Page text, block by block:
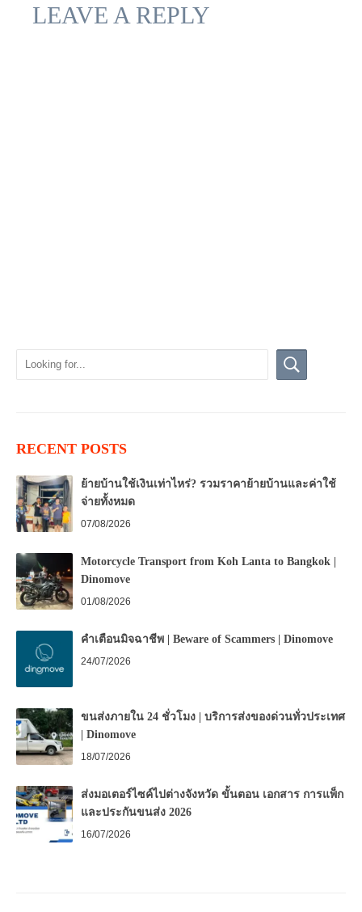
LEAVE A REPLY
RECENT POSTS
ย้ายบ้านใช้เงินเท่าไหร่? รวมราคาย้ายบ้านและค่าใช้
จ่ายทั้งหมด
07/08/2026
Motorcycle Transport from Koh Lanta to Bangkok |
Dinomove
01/08/2026
คำเตือนมิจฉาชีพ | Beware of Scammers | Dinomove
24/07/2026
ขนส่งภายใน 24 ชั่วโมง | บริการส่งของด่วนทั่วประเทศ
| Dinomove
18/07/2026
ส่งมอเตอร์ไซค์ไปต่างจังหวัด ขั้นตอน เอกสาร การแพ็ก
และประกันขนส่ง 2026
16/07/2026